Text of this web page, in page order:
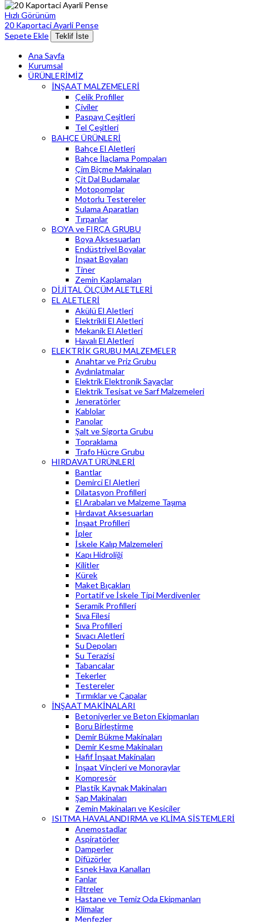
Hızlı Görünüm
20 Kaportaci Ayarli Pense
Sepete Ekle
Teklif İste
Ana Sayfa
Kurumsal
ÜRÜNLERİMİZ
İNŞAAT MALZEMELERİ
Çelik Profiller
Çiviler
Paspayı Çeşitleri
Tel Çeşitleri
BAHÇE ÜRÜNLERİ
Bahçe El Aletleri
Bahçe İlaçlama Pompaları
Çim Biçme Makinaları
Çit Dal Budamalar
Motopomplar
Motorlu Testereler
Sulama Aparatları
Tırpanlar
BOYA ve FIRÇA GRUBU
Boya Aksesuarları
Endüstriyel Boyalar
İnşaat Boyaları
Tiner
Zemin Kaplamaları
DİJİTAL ÖLÇÜM ALETLERİ
EL ALETLERİ
Akülü El Aletleri
Elektrikli El Aletleri
Mekanik El Aletleri
Havalı El Aletleri
ELEKTRİK GRUBU MALZEMELER
Anahtar ve Priz Grubu
Aydınlatmalar
Elektrik Elektronik Sayaçlar
Elektrik Tesisat ve Sarf Malzemeleri
Jeneratörler
Kablolar
Panolar
Şalt ve Sigorta Grubu
Topraklama
Trafo Hücre Grubu
HIRDAVAT ÜRÜNLERİ
Bantlar
Demirci El Aletleri
Dilatasyon Profilleri
El Arabaları ve Malzeme Taşıma
Hırdavat Aksesuarları
İnşaat Profilleri
İpler
İskele Kalıp Malzemeleri
Kapı Hidroliği
Kilitler
Kürek
Maket Bıçakları
Portatif ve İskele Tipi Merdivenler
Seramik Profilleri
Sıva Filesi
Sıva Profilleri
Sıvacı Aletleri
Su Depoları
Su Terazisi
Tabancalar
Tekerler
Testereler
Tırmıklar ve Çapalar
İNŞAAT MAKİNALARI
Betoniyerler ve Beton Ekipmanları
Boru Birleştirme
Demir Bükme Makinaları
Demir Kesme Makinaları
Hafif İnşaat Makinaları
İnşaat Vinçleri ve Monoraylar
Kompresör
Plastik Kaynak Makinaları
Şap Makinaları
Zemin Makinaları ve Kesiciler
ISITMA HAVALANDIRMA ve KLİMA SİSTEMLERİ
Anemostadlar
Aspiratörler
Damperler
Difüzörler
Esnek Hava Kanalları
Fanlar
Filtreler
Hastane ve Temiz Oda Ekipmanları
Klimalar
Menfezler